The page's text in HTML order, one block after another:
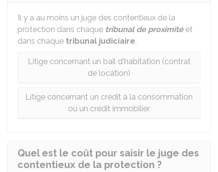
Il y a au moins un juge des contentieux de la
protection dans chaque tribunal de proximitéet
dans chaque tribunal judiciaire.
Litige concernant un bail d'habitation (contrat
de location)
Litige concernant un crédit à la consommation
ou un crédit immobilier
Quel est le coût pour saisir le juge des
contentieux de la protection ?